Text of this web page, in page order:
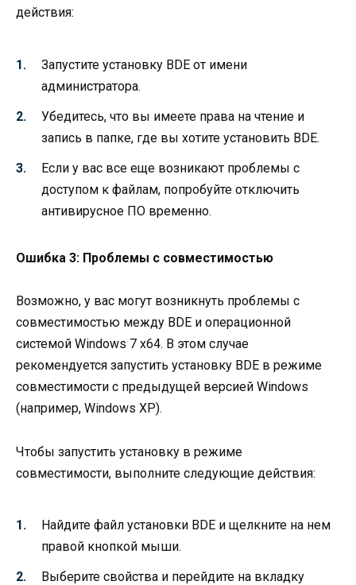
действия:
Запустите установку BDE от имени
администратора.
Убедитесь, что вы имеете права на чтение и
запись в папке, где вы хотите установить BDE.
Если у вас все еще возникают проблемы с
доступом к файлам, попробуйте отключить
антивирусное ПО временно.
Ошибка 3: Проблемы с совместимостью
Возможно, у вас могут возникнуть проблемы с
совместимостью между BDE и операционной
системой Windows 7 x64. В этом случае
рекомендуется запустить установку BDE в режиме
совместимости с предыдущей версией Windows
(например, Windows XP).
Чтобы запустить установку в режиме
совместимости, выполните следующие действия:
Найдите файл установки BDE и щелкните на нем
правой кнопкой мыши.
Выберите свойства и перейдите на вкладку